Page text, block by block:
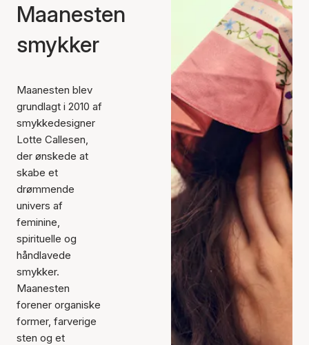
Maanesten
smykker
Maanesten blev
grundlagt i 2010 af
smykkedesigner
Lotte Callesen,
der ønskede at
skabe et
drømmende
univers af
feminine,
spirituelle og
håndlavede
smykker.
Maanesten
forener organiske
former, farverige
sten og et